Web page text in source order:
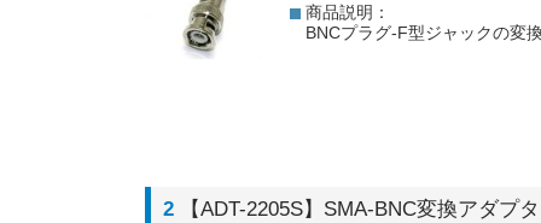
商品説明：
BNCプラグ-F型ジャックの変
2 【ADT-2205S】SMA-BNC変換アダプ